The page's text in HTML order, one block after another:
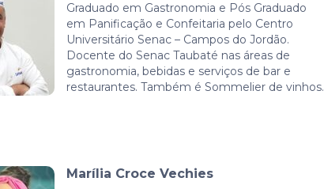
Graduado em Gastronomia e Pós Graduado
em Panificação e Confeitaria pelo Centro
Universitário Senac – Campos do Jordão.
Docente do Senac Taubaté nas áreas de
gastronomia, bebidas e serviços de bar e
restaurantes. Também é Sommelier de vinhos.
Marília Croce Vechies